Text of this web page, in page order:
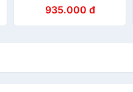
935.000 đ